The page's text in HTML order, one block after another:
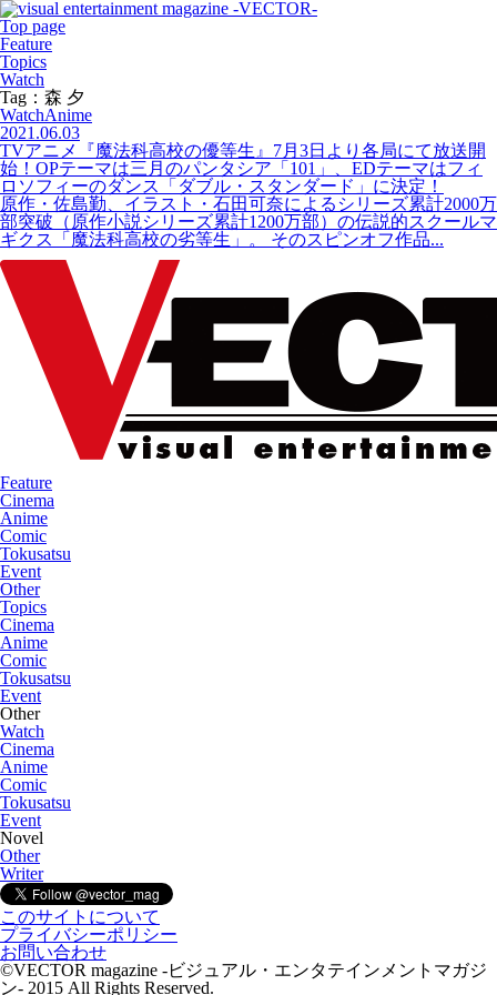
Top page
Feature
Topics
Watch
Tag：森 夕
WatchAnime
2021.06.03
TVアニメ『魔法科高校の優等生』7月3日より各局にて放送開
始！OPテーマは三月のパンタシア「101」、EDテーマはフィ
ロソフィーのダンス「ダブル・スタンダード」に決定！
原作・佐島勤、イラスト・石田可奈によるシリーズ累計2000万
部突破（原作小説シリーズ累計1200万部）の伝説的スクールマ
ギクス「魔法科高校の劣等生」。 そのスピンオフ作品...
Feature
Cinema
Anime
Comic
Tokusatsu
Event
Other
Topics
Cinema
Anime
Comic
Tokusatsu
Event
Other
Watch
Cinema
Anime
Comic
Tokusatsu
Event
Novel
Other
Writer
このサイトについて
プライバシーポリシー
お問い合わせ
©VECTOR magazine -ビジュアル・エンタテインメントマガジ
ン- 2015 All Rights Reserved.